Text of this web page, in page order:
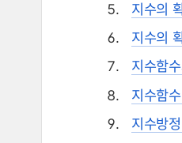
지수의
지수의
지수함
지수함
지수방